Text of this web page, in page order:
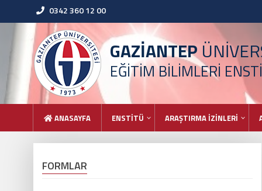
0342 360 12 00
GAZİANTEP
EĞİTİM BİLİMLERİ
ANASAYFA ENSTİTÜ ARAŞTIRMA İZİNLERİ
FORMLAR